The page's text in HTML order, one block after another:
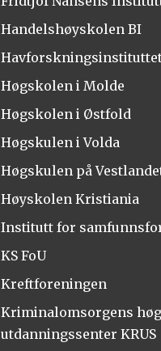
Handelshøyskolen BI
Høgskolen i Molde
Høgskolen i Østfold
Høgskulen i Volda
Høgskulen på
Høyskolen Kristiania
Institutt for
KS FoU
Kreftforeningen
Kriminalomsorgens
utdanningssenter KRUS